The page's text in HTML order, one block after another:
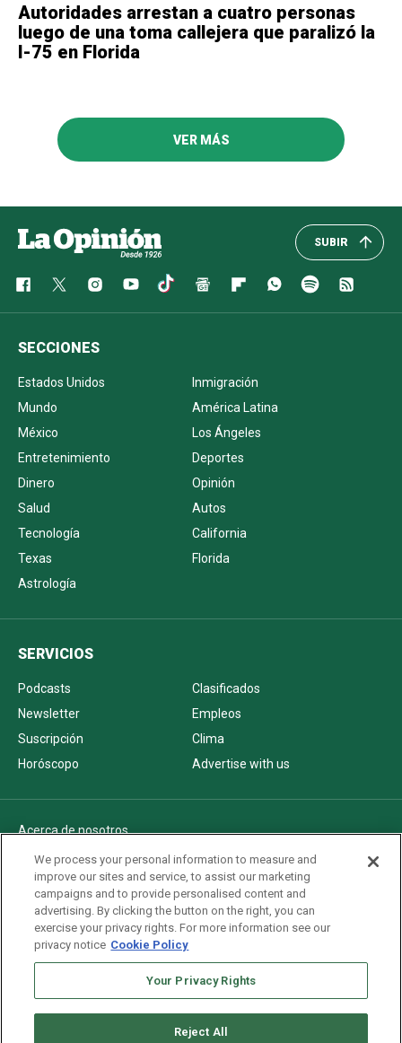
Autoridades arrestan a cuatro personas
luego de una toma callejera que paralizó la
I-75 en Florida
VER MÁS
SUBIR
SECCIONES
Estados Unidos
Inmigración
Mundo
América Latina
México
Los Ángeles
Entretenimiento
Deportes
Dinero
Opinión
Salud
Autos
Tecnología
California
Texas
Florida
Astrología
SERVICIOS
Podcasts
Clasificados
Newsletter
Empleos
Suscripción
Clima
Horóscopo
Advertise with us
Acerca de nosotros
Politica de privacidad
Pautas Editoriales
AdChoices
Advertise with us
Newsletters
We process your personal information to measure and
improve our sites and service, to assist our marketing
campaigns and to provide personalised content and
advertising. By clicking the button on the right, you can
exercise your privacy rights. For more information see our
privacy notice Cookie Policy
Your Privacy Rights
Reject All